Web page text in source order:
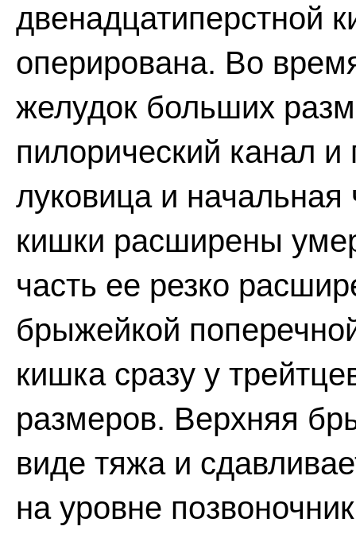
двенадцатиперстной
оперирована. Во
желудок больших
пилорический канал
луковица и начальная
кишки расширены
часть ее резко
брыжейкой
кишка сразу у
размеров. Верхняя
виде тяжа и
на уровне